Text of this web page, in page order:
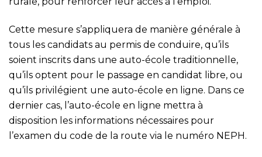
Cette mesure s’appliquera de manière générale à
tous les candidats au permis de conduire, qu’ils
soient inscrits dans une auto-école traditionnelle,
qu’ils optent pour le passage en candidat libre, ou
qu’ils privilégient une auto-école en ligne. Dans ce
dernier cas, l’auto-école en ligne mettra à
disposition les informations nécessaires pour
l’examen du code de la route via le numéro NEPH.